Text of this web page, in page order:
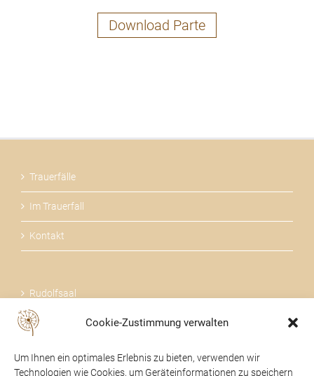
Cookie-Zustimmung verwalten
Um Ihnen ein optimales Erlebnis zu bieten, verwenden wir
Technologien wie Cookies, um Geräteinformationen zu speichern
Download Parte
Trauerfälle
Im Trauerfall
Kontakt
Rudolfsaal
Über uns